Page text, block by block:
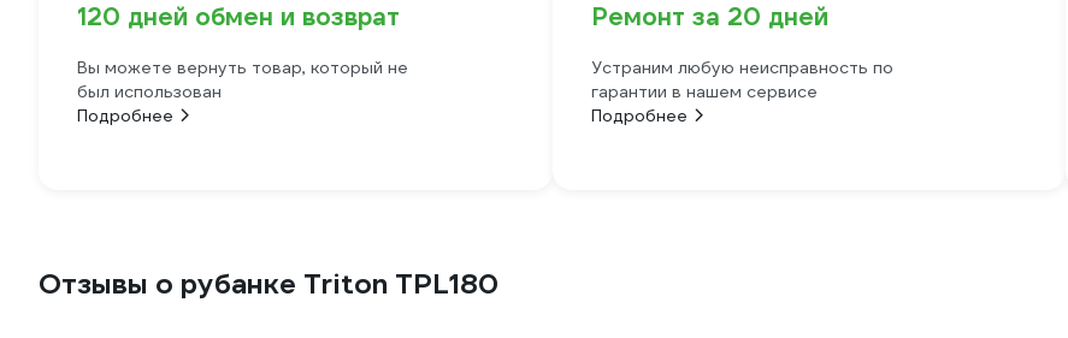
120 дней обмен и возврат
Вы можете вернуть товар, который не
был использован
Подробнее
Ремонт за 20 дней
Устраним любую неисправность по
гарантии в нашем сервисе
Подробнее
Отзывы о рубанке Triton TPL180